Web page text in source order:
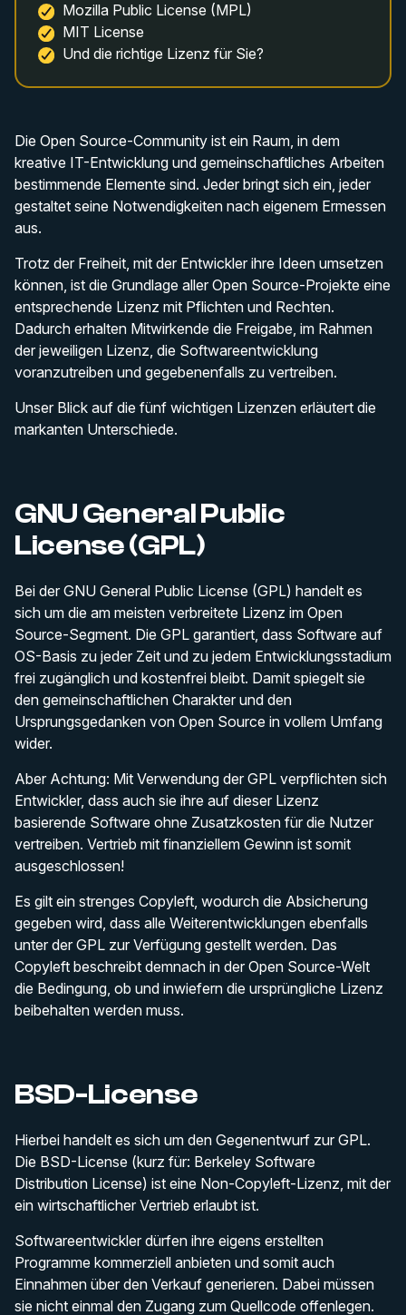
Mozilla Public License (MPL)
MIT License
Und die richtige Lizenz für Sie?
Die Open Source-Community ist ein Raum, in dem
kreative IT-Entwicklung und gemeinschaftliches Arbeiten
bestimmende Elemente sind. Jeder bringt sich ein, jeder
gestaltet seine Notwendigkeiten nach eigenem Ermessen
aus.
Trotz der Freiheit, mit der Entwickler ihre Ideen umsetzen
können, ist die Grundlage aller Open Source-Projekte eine
entsprechende Lizenz mit Pflichten und Rechten.
Dadurch erhalten Mitwirkende die Freigabe, im Rahmen
der jeweiligen Lizenz, die Softwareentwicklung
voranzutreiben und gegebenenfalls zu vertreiben.
Unser Blick auf die fünf wichtigen Lizenzen erläutert die
markanten Unterschiede.
GNU General Public
License (GPL)
Bei der GNU General Public License (GPL) handelt es
sich um die am meisten verbreitete Lizenz im Open
Source-Segment. Die GPL garantiert, dass Software auf
OS-Basis zu jeder Zeit und zu jedem Entwicklungsstadium
frei zugänglich und kostenfrei bleibt. Damit spiegelt sie
den gemeinschaftlichen Charakter und den
Ursprungsgedanken von Open Source in vollem Umfang
wider.
Aber Achtung: Mit Verwendung der GPL verpflichten sich
Entwickler, dass auch sie ihre auf dieser Lizenz
basierende Software ohne Zusatzkosten für die Nutzer
vertreiben. Vertrieb mit finanziellem Gewinn ist somit
ausgeschlossen!
Es gilt ein strenges Copyleft, wodurch die Absicherung
gegeben wird, dass alle Weiterentwicklungen ebenfalls
unter der GPL zur Verfügung gestellt werden. Das
Copyleft beschreibt demnach in der Open Source-Welt
die Bedingung, ob und inwiefern die ursprüngliche Lizenz
beibehalten werden muss.
BSD-License
Hierbei handelt es sich um den Gegenentwurf zur GPL.
Die BSD-License (kurz für: Berkeley Software
Distribution License) ist eine Non-Copyleft-Lizenz, mit der
ein wirtschaftlicher Vertrieb erlaubt ist.
Softwareentwickler dürfen ihre eigens erstellten
Programme kommerziell anbieten und somit auch
Einnahmen über den Verkauf generieren. Dabei müssen
sie nicht einmal den Zugang zum Quellcode offenlegen.